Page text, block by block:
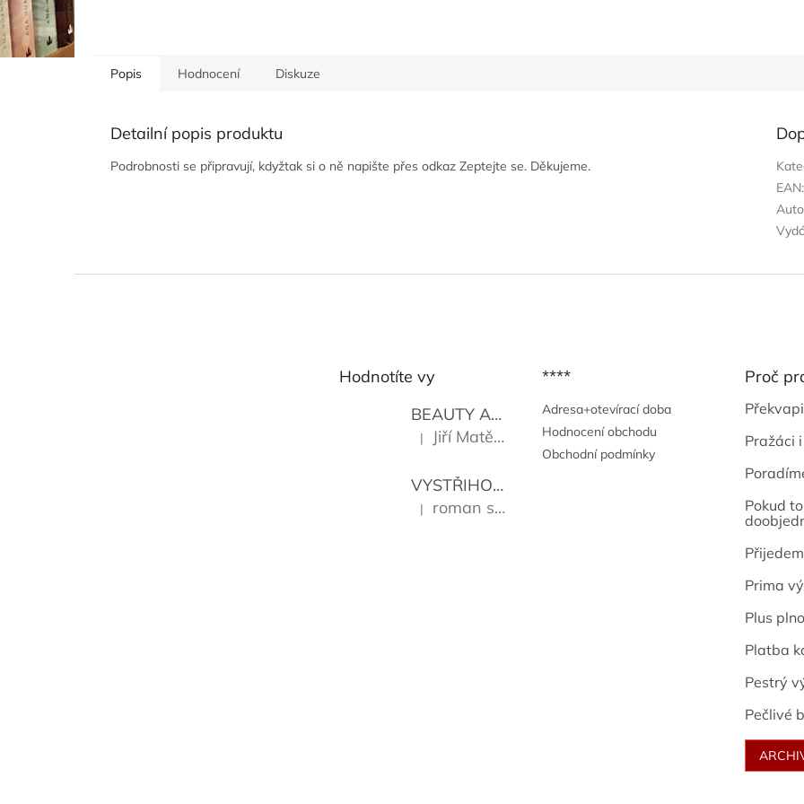
Popis Hodnocení Diskuze
Detailní popis produktu
Podrobnosti se připravují, kdyžtak si o ně napište přes odkaz Zeptejte se. Děkujeme.
EAN:
Hodnotíte vy
BEAUTY AND THE BEAT
Go Go's
Hodnocení produktu je 5 z 5 hvězdiček.
| Jiří Matějů
VYSTŘIHOVÁNKY - PRAŽSKÉ PAMÁTKY Kropáček
Hodnocení produktu je 5 z 5 hvězdiček.
| roman sekanina
****
Adresa+otevírací doba
Hodnocení obchodu
Obchodní podmínky
Proč
Pražáci
Pokud
Prima
Plus
Platba
Pestrý
Pečlivé